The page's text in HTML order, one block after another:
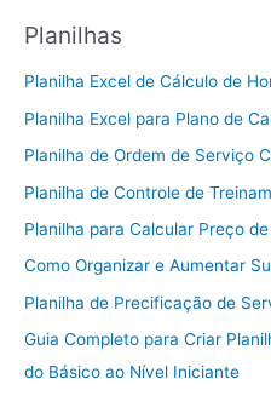
Planilhas
Planilha Excel de Cálculo de
Planilha Excel para Plano de
Planilha de Ordem de Serviço
Planilha de Controle de
Planilha para Calcular Preço
Como Organizar e Aumentar
Planilha de Precificação de
Guia Completo para Criar
do Básico ao Nível Iniciante